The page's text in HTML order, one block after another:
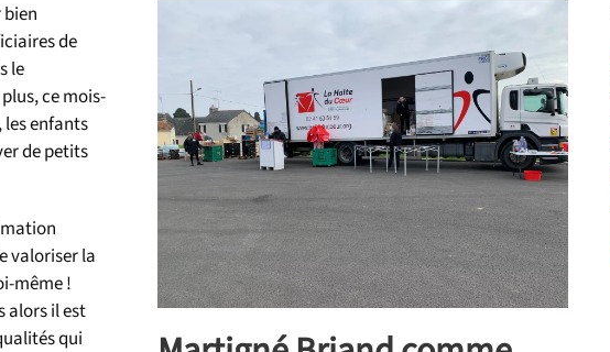
de
le
ce mois-
les enfants
de petits
valoriser la
même !
alors il est
qui